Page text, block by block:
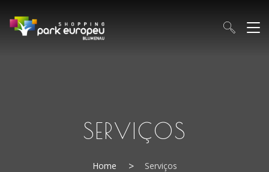
SERVIÇOS
Home Serviços